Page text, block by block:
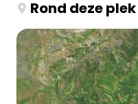
Rond deze plek